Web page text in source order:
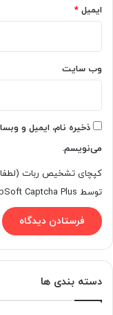
ایمیل *
وب‌ سایت
ذخیره نام، ایمیل و
می‌نویسم.
کپچای تشخیص ربات (لطفا
توسط BestWebSoft Captcha Plus محافظت می شود
دسته بندی ها